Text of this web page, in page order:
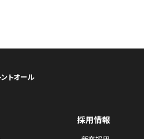
ントオール
採用情報